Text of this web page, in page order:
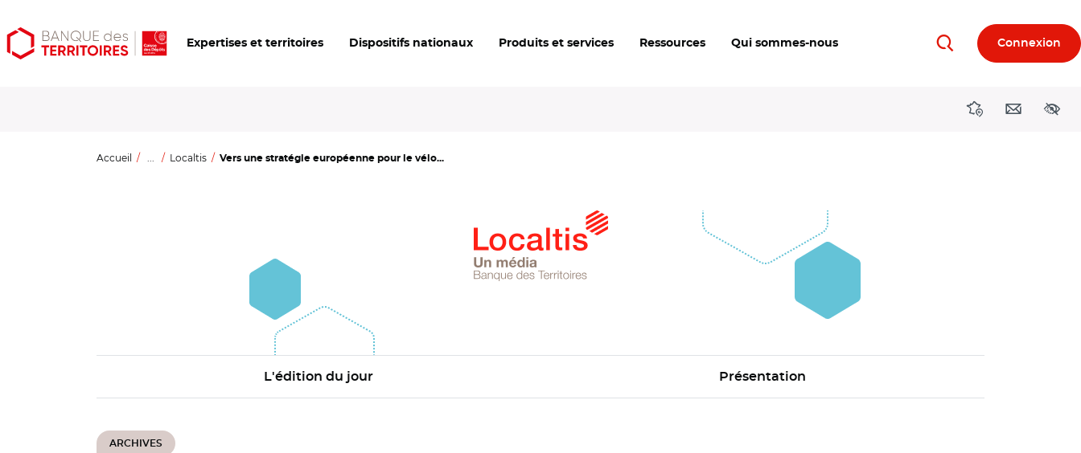
Aller
au
Aller
au
Ouvrir
les
Expertises et territoires Dispositifs nationaux Produits et services Ressources Qui sommes-nous RechercherConnexion
DirectionsContact
Accueil ... Localtis Vers une stratégie européenne pour le vélo...
L'édition du jour Présentation
ARCHIVES